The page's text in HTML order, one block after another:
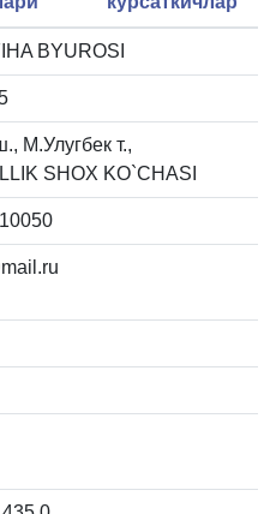
BYUROSI
М.Улугбек т.,
SHOX KO`CHASI